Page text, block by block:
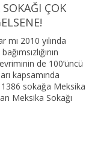
SOKAĞI ÇOK
mı 2010 yılında
de 100’üncü
kapsamında
1386 sokağa Meksika
Meksika Sokağı